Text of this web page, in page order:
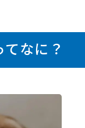
なに？